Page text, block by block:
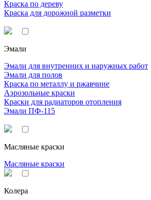
Краска по дереву
Краска для дорожной разметки
Эмали
Эмали для внутренних и наружных работ
Эмали для полов
Краска по металлу и ржавчине
Аэрозольные краски
Краски для радиаторов отопления
Эмали ПФ-115
Масляные краски
Масляные краски
Колера